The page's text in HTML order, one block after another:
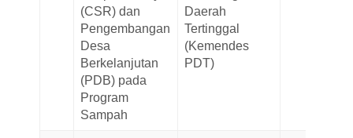
(CSR) dan
Pengembangan
Desa
Berkelanjutan
(PDB) pada
Program
Sampah
Daerah
Tertinggal
(Kemendes
PDT)